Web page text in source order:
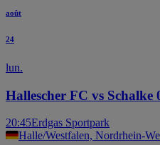
août
24
lun.
Hallescher FC vs Schalke
20:45Erdgas Sportpark
Halle/Westfalen, Nordrhein-